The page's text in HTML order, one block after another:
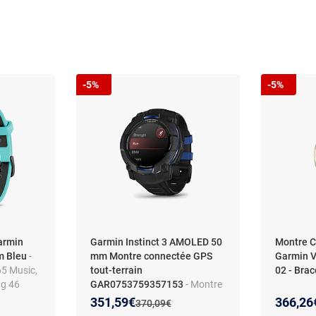
Bleu -
Music,
46
Garmin Instinct 3 AMOLED 50
mm Montre connectée GPS
tout-terrain
GAR0753759357153 - Montre
connectée - GARMIN - Instinct
3 - 1,3 - 50 mm - Amoled -
Ancien prix :
370,09€
Nouveau prix :
351,59€
Réduction de :
-5%
Montre
Garmin
02 -
-5%